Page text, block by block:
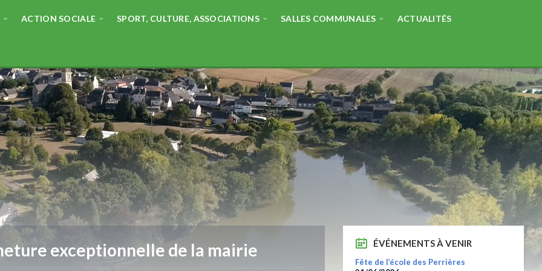
ACTION SOCIALE SPORT, CULTURE, ASSOCIATIONS SALLES COMMUNALES ACTUALITÉS
exceptionnelle de la mairie ÉVÉNEMENTS À VENIR
Fête de l’école des Perrières